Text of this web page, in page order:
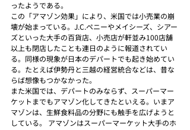
ったようである。
この「アマゾン効果」により、米国では小売業の崩
壊が始まっている。J.C.ペニーやメイシーズ、シアー
ズといった大手の百貨店、小売店が軒並み100店舗
以上も閉店したことも連日のように報道されてい
る。同様の現象が日本のデパートでも起き始めてい
る。たとえば伊勢丹と三越の経営統合などは、昔な
らば想像もつかなかった。
また米国では、デパートのみならず、スーパーマー
ケットまでもアマゾン化してきたといえる。いまア
マゾンは、生鮮食料品の分野にも触手を広げようと
している。 アマゾンはスーパーマーケット大手のホ